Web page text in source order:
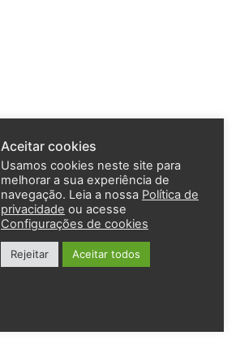
Aceitar cookies
Usamos cookies neste site para
melhorar a sua experiência de
navegação. Leia a nossa Política de
privacidade ou acesse
Configurações de cookies
Rejeitar Aceitar todos